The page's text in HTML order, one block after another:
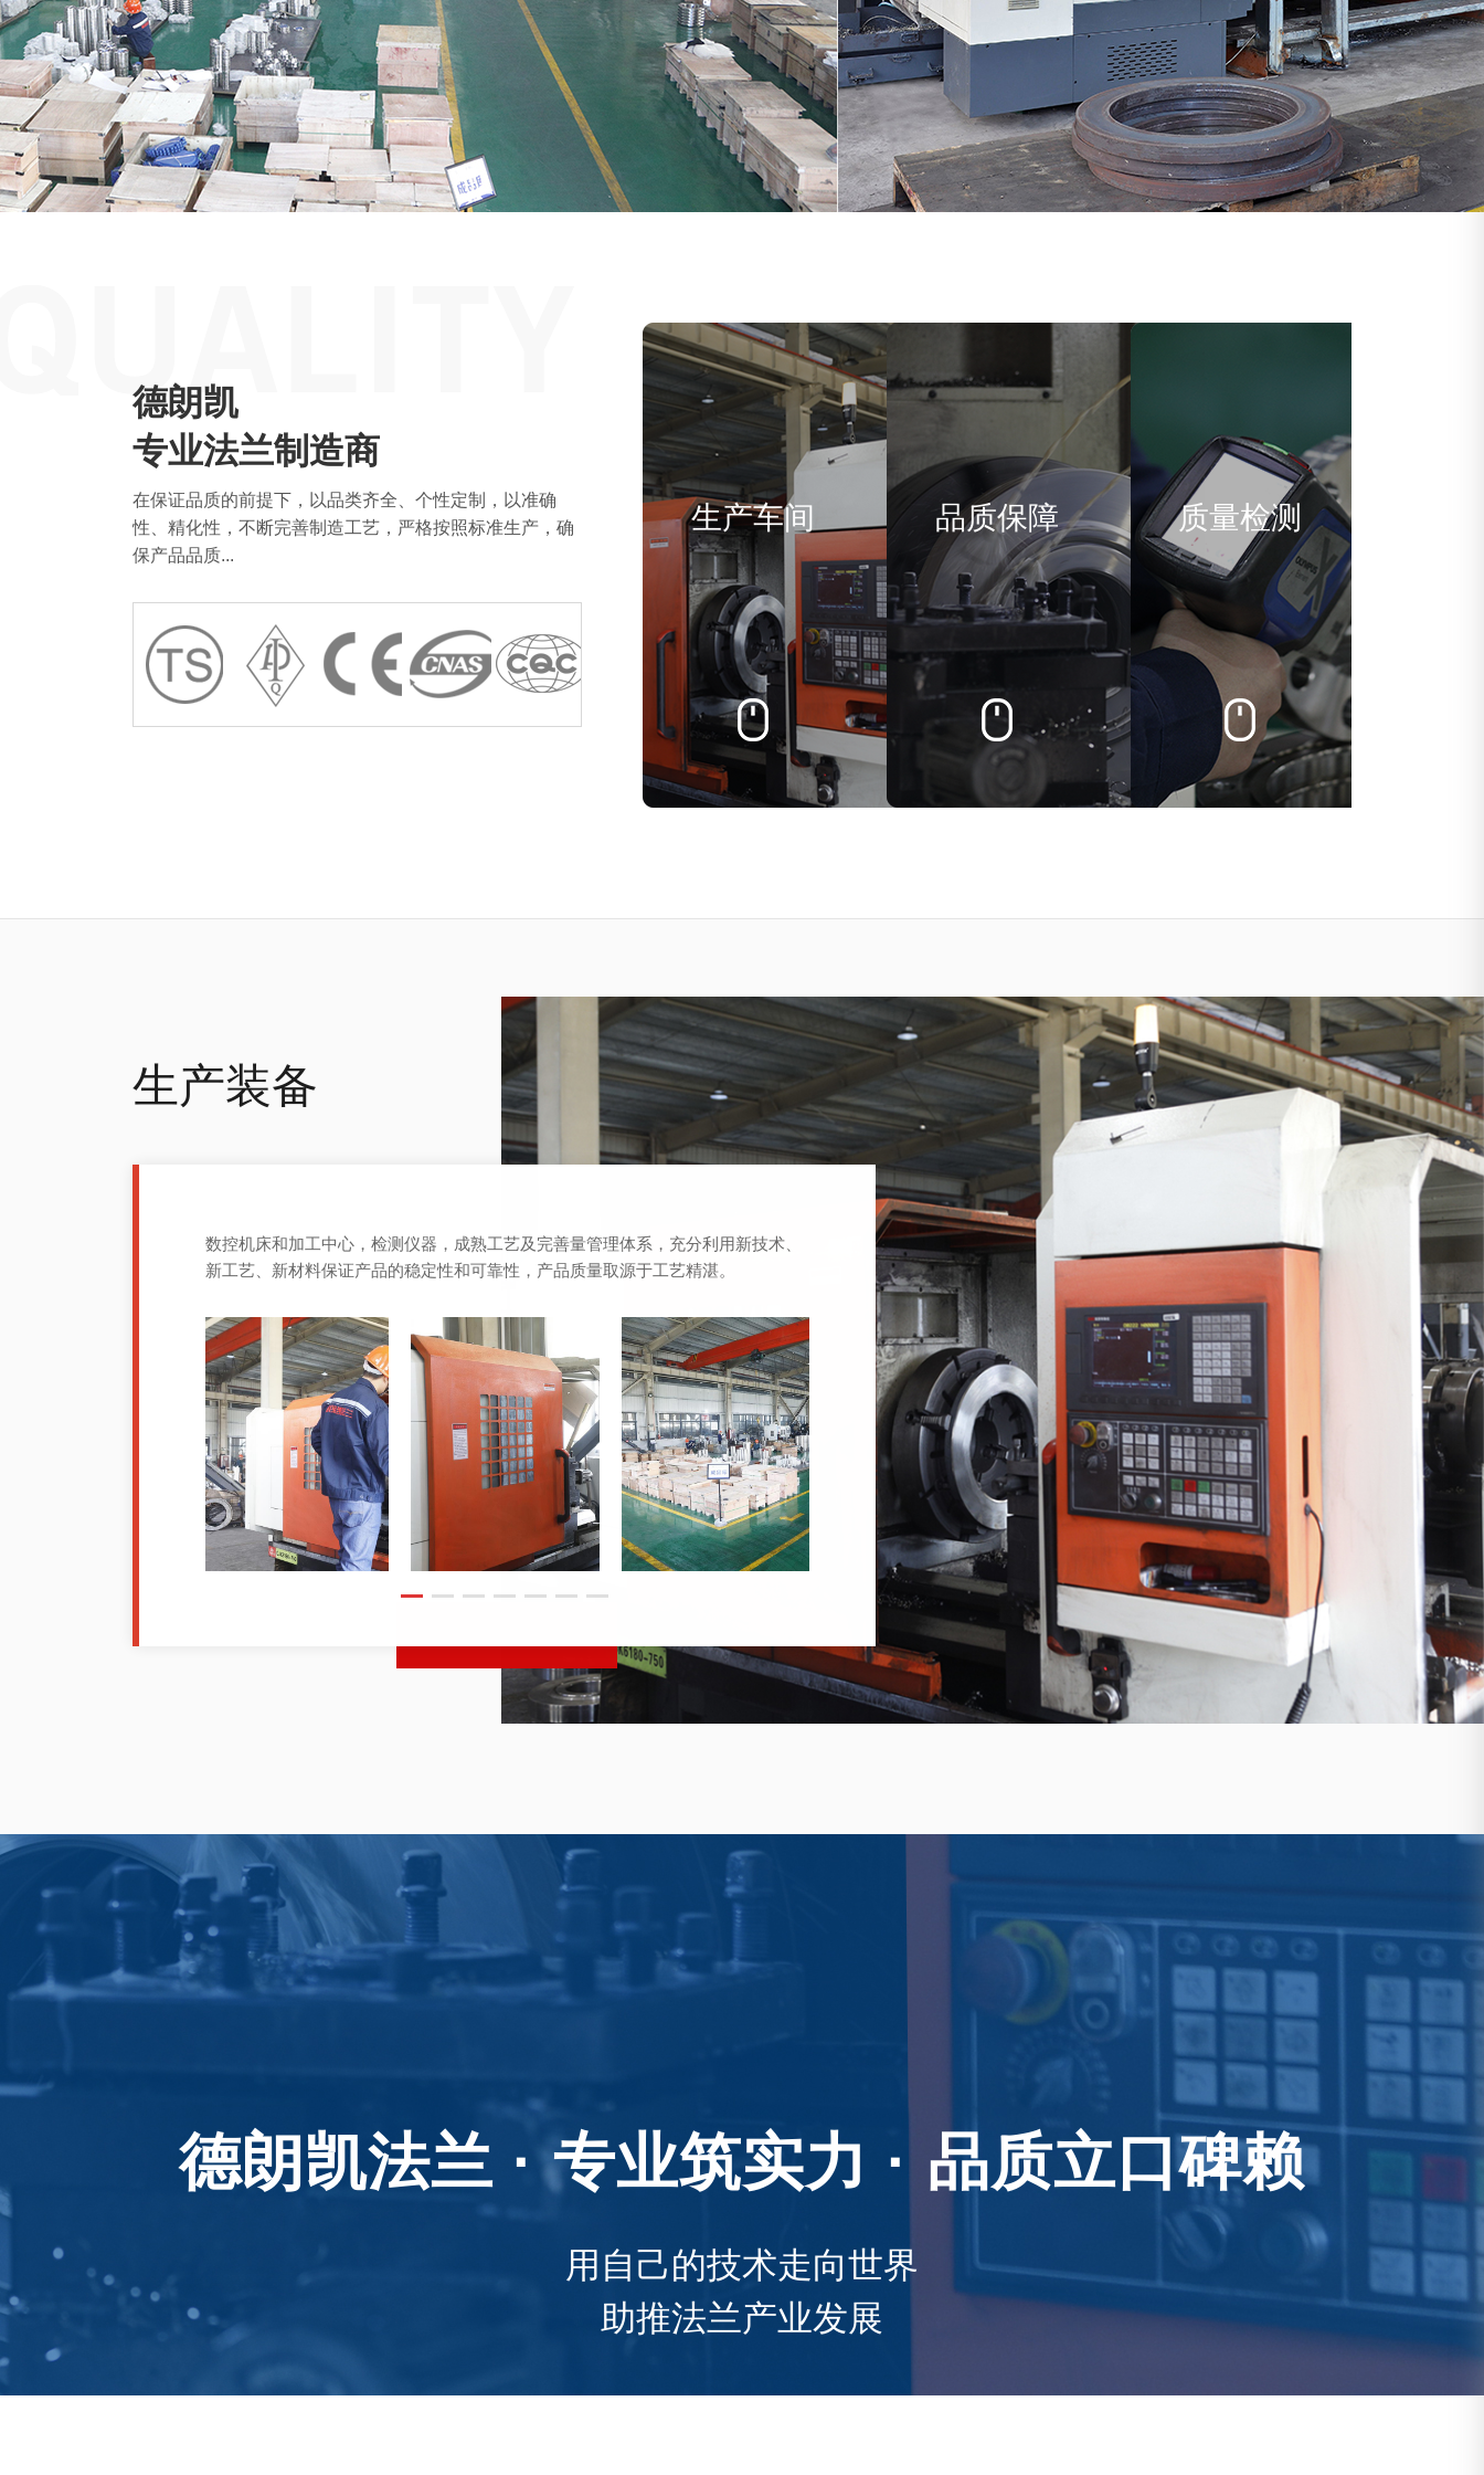
德朗凯
专业法兰制造商
在保证品质的前提下，以品类齐全、个性定制，以准确
性、精化性，不断完善制造工艺，严格按照标准生产，确
保产品品质...
生产车间 品质保障 质量检测
生产装备
数控机床和加工中心，检测仪器，成熟工艺及完善量管理体系，充分利用新技术、
新工艺、新材料保证产品的稳定性和可靠性，产品质量取源于工艺精湛。
德朗凯法兰 · 专业筑实力 · 品质立口碑赖
用自己的技术走向世界
助推法兰产业发展